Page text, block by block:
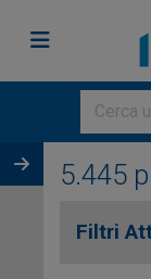
5.445
Filtri